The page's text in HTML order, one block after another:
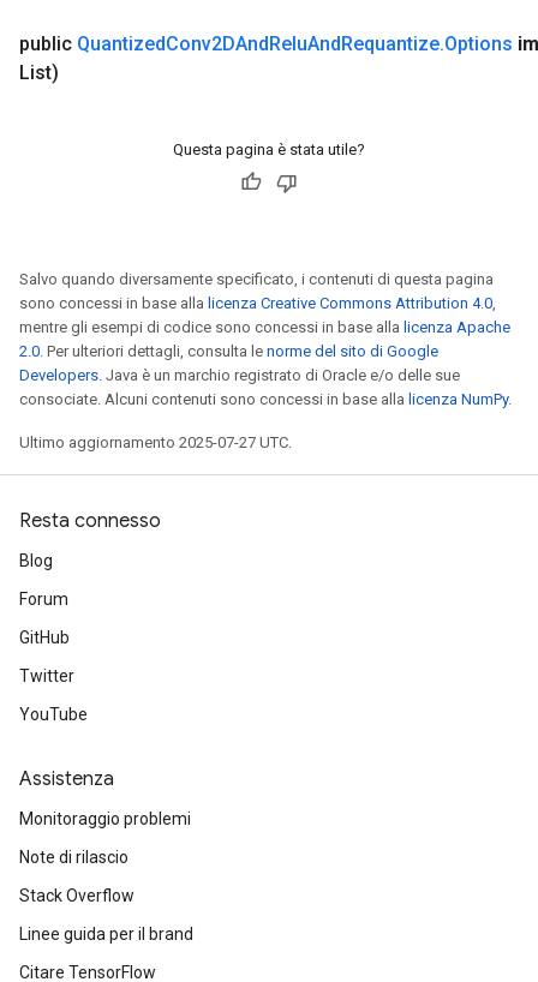
public QuantizedConv2DAndReluAndRequantize.Options
List)
Questa pagina è stata utile?
Salvo quando diversamente specificato, i contenuti di questa pagina
sono concessi in base alla licenza Creative Commons Attribution 4.0,
mentre gli esempi di codice sono concessi in base alla licenza Apache
2.0. Per ulteriori dettagli, consulta le norme del sito di Google
Developers. Java è un marchio registrato di Oracle e/o delle sue
consociate. Alcuni contenuti sono concessi in base alla licenza NumPy.
Ultimo aggiornamento 2025-07-27 UTC.
Resta connesso
Blog
Forum
GitHub
Twitter
YouTube
Assistenza
Monitoraggio problemi
Note di rilascio
Stack Overflow
Linee guida per il brand
Citare TensorFlow